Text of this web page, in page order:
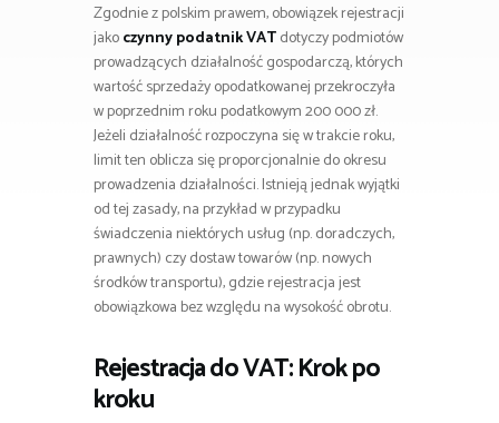
Zgodnie z polskim prawem, obowiązek rejestracji
jakoczynny podatnik VATdotyczy podmiotów
prowadzących działalność gospodarczą, których
wartość sprzedaży opodatkowanej przekroczyła
w poprzednim roku podatkowym 200 000 zł.
Jeżeli działalność rozpoczyna się w trakcie roku,
limit ten oblicza się proporcjonalnie do okresu
prowadzenia działalności. Istnieją jednak wyjątki
od tej zasady, na przykład w przypadku
świadczenia niektórych usług (np. doradczych,
prawnych) czy dostaw towarów (np. nowych
środków transportu), gdzie rejestracja jest
obowiązkowa bez względu na wysokość obrotu.
Rejestracja do VAT: Krok po
kroku